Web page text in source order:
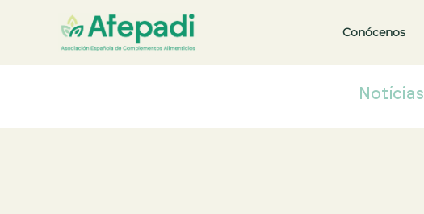
Conócenos
Notícias